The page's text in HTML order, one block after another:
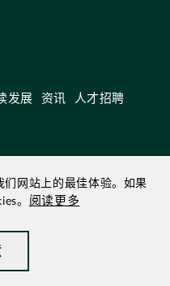
发展 资讯 人才招聘
责声明
网站上的最佳体验。如果
。 阅读更多